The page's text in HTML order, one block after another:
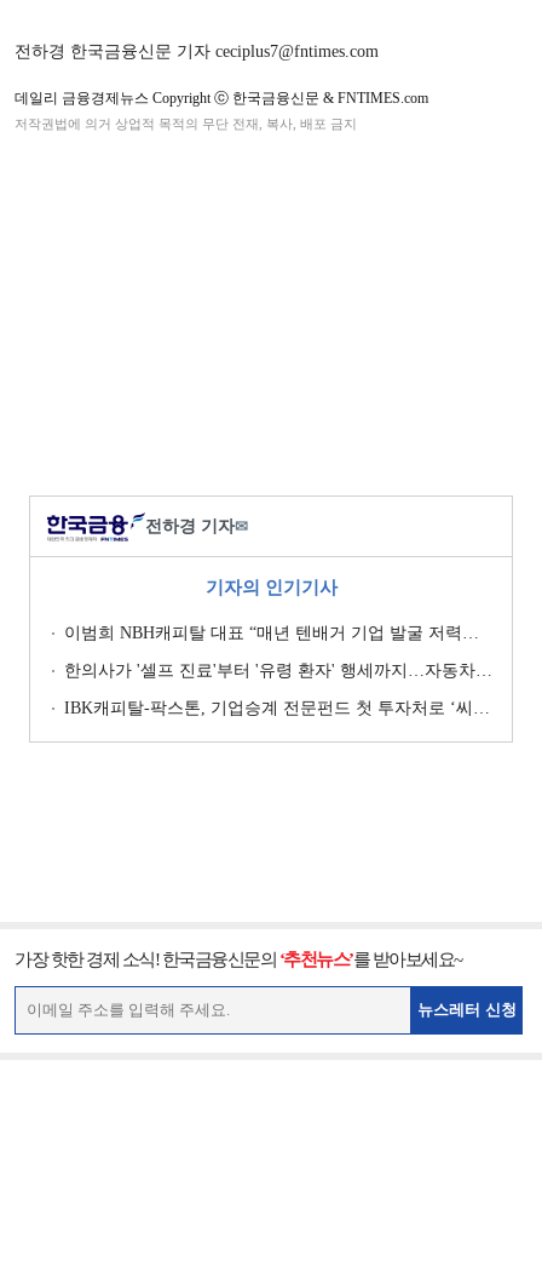
전하경 한국금융신문 기자 ceciplus7@fntimes.com
데일리 금융경제뉴스 Copyright ⓒ 한국금융신문 & FNTIMES.com
저작권법에 의거 상업적 목적의 무단 전재, 복사, 배포 금지
전하경 기자✉
기자의 인기기사
이범희 NBH캐피탈 대표 “매년 텐배거 기업 발굴 저력…올해 ROE 20% 목표”
한의사가 '셀프 진료'부터 '유령 환자' 행세까지…자동차보험 악용 심각 [경상환자 8주룰 도입 초읽기]
IBK캐피탈-팍스톤, 기업승계 전문펀드 첫 투자처로 ‘씨엠디기술단’ 낙점 [캐피탈사 돋보기]
가장 핫한 경제 소식! 한국금융신문의 ‘추천뉴스’를 받아보세요~
뉴스레터 신청